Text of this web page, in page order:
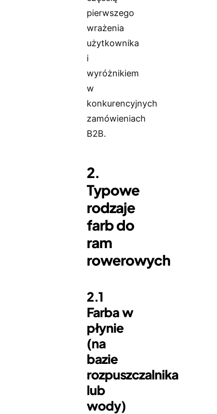
pierwszego
wrażenia
użytkownika
i
wyróżnikiem
w
konkurencyjnych
zamówieniach
B2B.
2.
Typowe
rodzaje
farb do
ram
rowerowych
2.1
Farba w
płynie
(na
bazie
rozpuszczalnika
lub
wody)